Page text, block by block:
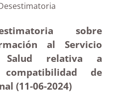
sobre
al Servicio
relativa a
de
(11-06-2024)